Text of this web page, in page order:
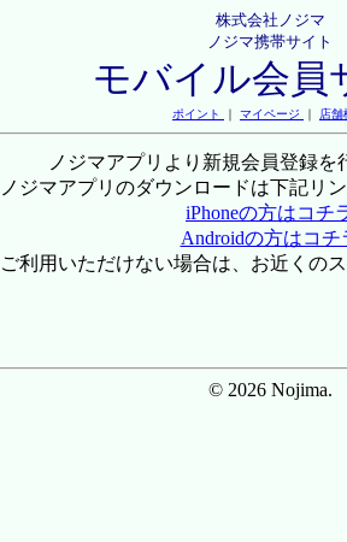
株式会社ノジマ
ノジマ携帯サイト
モバイル会員
ポイント ｜ マイページ ｜ 店舗
ノジマアプリより新規会員登録を
ノジマアプリのダウンロードは下記リ
iPhoneの方はコチ
Androidの方はコチ
利用いただけない場合は、お近くの
© 2026 Nojima.